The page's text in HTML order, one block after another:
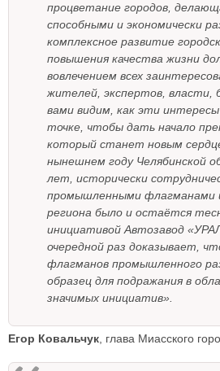
процветание городов,
способными и экономически
комплексное развитие
повышения качества жизни
вовлечением всех
жителей, экспертов, власти,
вами видим, как эти
точке, чтобы дать начало
который станет новым
нынешнем году Челябинской
лет, исторически
промышленными флагманами
региона было и остаётся
инициативой Автозавод
очередной раз доказывает,
флагманов промышленного
образец для подражания в
значимых инициатив».
Егор Ковальчук, глава Миасского